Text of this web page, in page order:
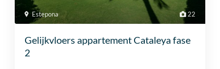
22
Estepona
Gelijkvloers appartement Cataleya fase
2